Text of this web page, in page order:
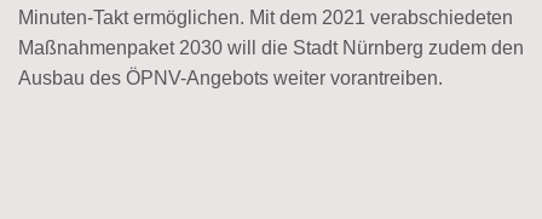
Minuten-Takt ermöglichen. Mit dem 2021 verabschiedeten
Maßnahmenpaket 2030 will die Stadt Nürnberg zudem den
Ausbau des ÖPNV-Angebots weiter vorantreiben.